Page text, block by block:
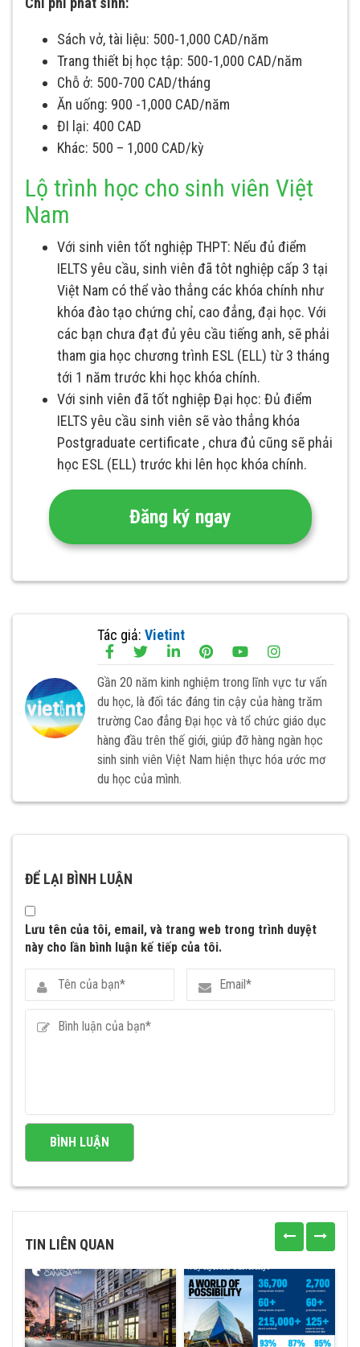
Sách vở, tài liệu: 500-1,000 CAD/năm
Trang thiết bị học tập: 500-1,000 CAD/năm
Chỗ ở: 500-700 CAD/tháng
Ăn uống: 900 -1,000 CAD/năm
ĐI lại: 400 CAD
Khác: 500 – 1,000 CAD/kỳ
Lộ trình học cho sinh viên Việt
Nam
Với sinh viên tốt nghiệp THPT: Nếu đủ điểm
IELTS yêu cầu, sinh viên đã tôt nghiệp cấp 3 tại
Việt Nam có thể vào thẳng các khóa chính như
khóa đào tạo chứng chỉ, cao đẳng, đại học. Với
các bạn chưa đạt đủ yêu cầu tiếng anh, sẽ phải
tham gia học chương trình ESL (ELL) từ 3 tháng
tới 1 năm trước khi học khóa chính.
Với sinh viên đã tốt nghiệp Đại học: Đủ điểm
IELTS yêu cầu sinh viên sẽ vào thẳng khóa
Postgraduate certificate , chưa đủ cũng sẽ phải
học ESL (ELL) trước khi lên học khóa chính.
Đăng ký ngay
Tác giả: Vietint
Gần 20 năm kinh nghiệm trong lĩnh vực tư vấn
du học, là đối tác đáng tin cậy của hàng trăm
trường Cao đẳng Đại học và tổ chức giáo dục
hàng đầu trên thế giới, giúp đỡ hàng ngàn học
sinh sinh viên Việt Nam hiện thực hóa ước mơ
du học của mình.
ĐỂ LẠI BÌNH LUẬN
Lưu tên của tôi, email, và trang web trong trình duyệt
này cho lần bình luận kế tiếp của tôi.
TIN LIÊN QUAN